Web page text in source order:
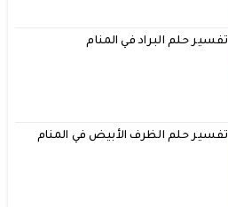
تفسير حلم البراد في المنام
تفسير حلم الظرف الأبيض في المنام